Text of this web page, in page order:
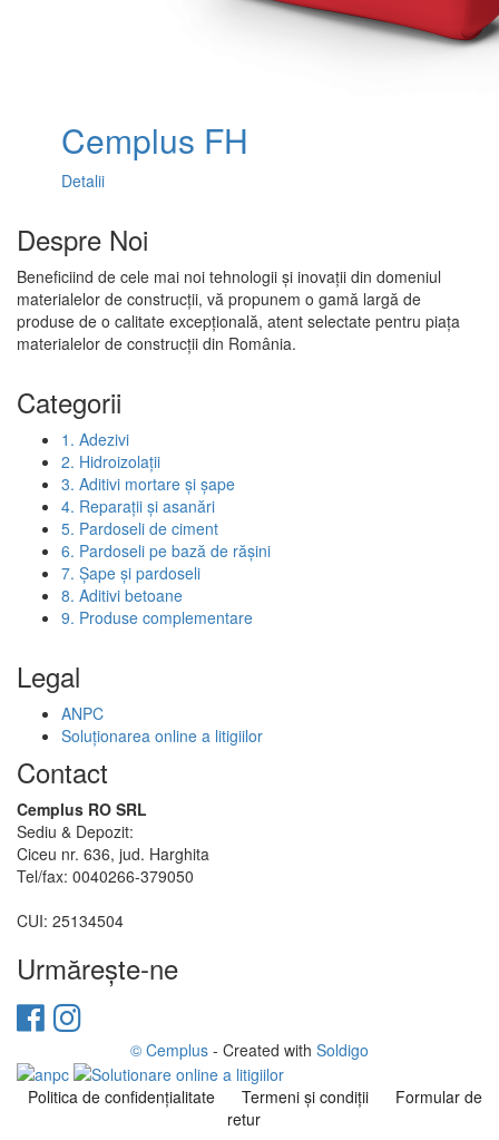
Cemplus FH
Detalii
Despre Noi
Beneficiind de cele mai noi tehnologii și inovații din domeniul
materialelor de construcții, vă propunem o gamă largă de
produse de o calitate excepțională, atent selectate pentru piața
materialelor de construcții din România.
Categorii
1. Adezivi
2. Hidroizolații
3. Aditivi mortare și șape
4. Reparații și asanări
5. Pardoseli de ciment
6. Pardoseli pe bază de rășini
7. Șape și pardoseli
8. Aditivi betoane
9. Produse complementare
Legal
ANPC
Soluționarea online a litigiilor
Contact
Cemplus RO SRL
Sediu & Depozit:
Ciceu nr. 636, jud. Harghita
Tel/fax: 0040266-379050
CUI: 25134504
Urmăreşte-ne
© Cemplus - Created with Soldigo
Politica de confidenţialitate Termeni şi condiţii
Formular de
retur